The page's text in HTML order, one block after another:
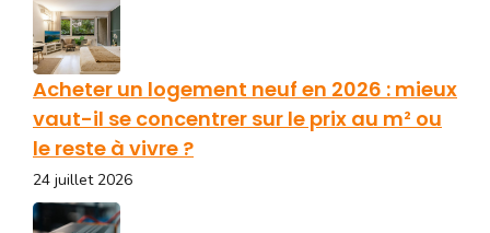
Acheter un logement neuf en 2026 : mieux
vaut-il se concentrer sur le prix au m² ou
le reste à vivre ?
24 juillet 2026